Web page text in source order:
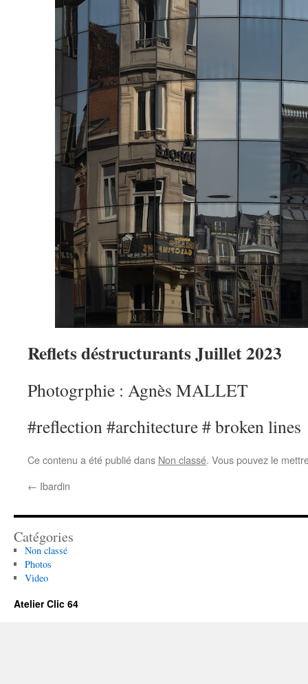
Reflets déstructurants Juillet 2023
Photogrphie : Agnès MALLET
#reflection #architecture # broken lines
Ce contenu a été publié dans Non classé. Vous pouvez le
← Ibardin
Catégories
Non classé
Photos
Video
Atelier Clic 64